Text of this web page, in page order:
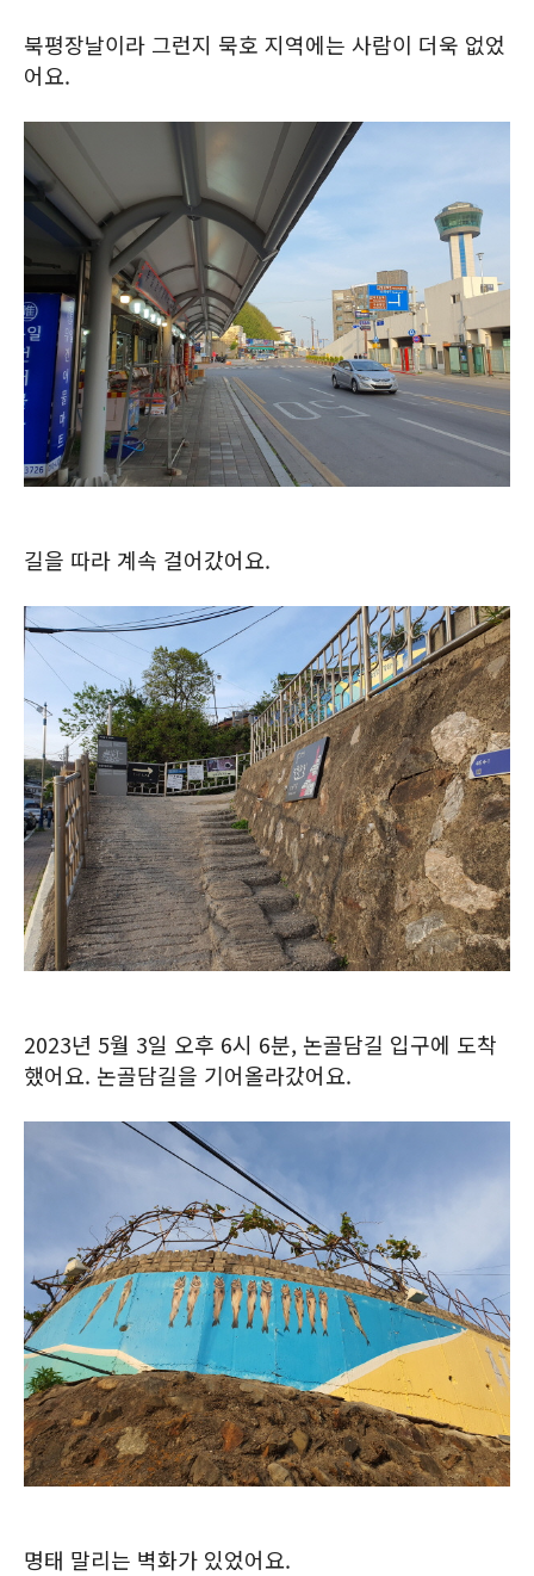
북평장날이라 그런지 묵호 지역에는 사람이 더욱 없었
어요.
길을 따라 계속 걸어갔어요.
2023년 5월 3일 오후 6시 6분, 논골담길 입구에 도착
했어요. 논골담길을 기어올라갔어요.
명태 말리는 벽화가 있었어요.